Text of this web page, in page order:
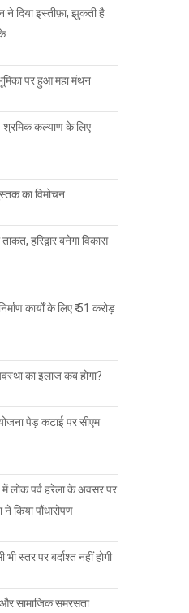
ने दिया इस्तीफ़ा, झुकती है
पर हुआ महा मंथन
श्रमिक कल्याण के लिए
का विमोचन
हरिद्वार बनेगा विकास
कार्यों के लिए ₹ 51 करोड़
का इलाज कब होगा?
पेड़ कटाई पर सीएम
में लोक पर्व हरेला के अवसर पर
किया पौंधारोपण
स्तर पर बर्दाश्त नहीं होगी
सामाजिक समरसता